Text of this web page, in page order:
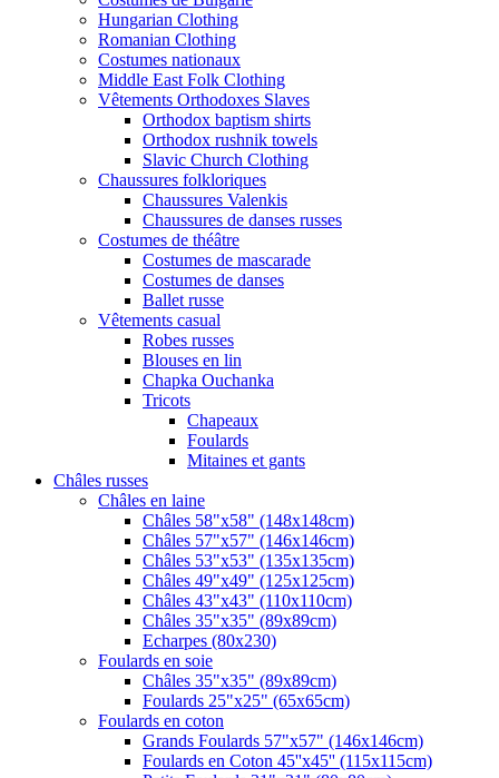
Hungarian Clothing
Romanian Clothing
Costumes nationaux
Middle East Folk Clothing
Vêtements Orthodoxes Slaves
Orthodox baptism shirts
Orthodox rushnik towels
Slavic Church Clothing
Chaussures folkloriques
Chaussures Valenkis
Chaussures de danses russes
Costumes de théâtre
Costumes de mascarade
Costumes de danses
Ballet russe
Vêtements casual
Robes russes
Blouses en lin
Chapka Ouchanka
Tricots
Chapeaux
Foulards
Mitaines et gants
Châles russes
Châles en laine
Châles 58"x58" (148x148cm)
Châles 57"x57" (146x146cm)
Châles 53"x53" (135x135cm)
Châles 49"x49" (125x125cm)
Châles 43"x43" (110x110cm)
Châles 35"x35" (89x89cm)
Echarpes (80х230)
Foulards en soie
Châles 35"x35" (89x89cm)
Foulards 25"x25" (65x65cm)
Foulards en coton
Grands Foulards 57"x57" (146x146cm)
Foulards en Coton 45''x45'' (115x115cm)